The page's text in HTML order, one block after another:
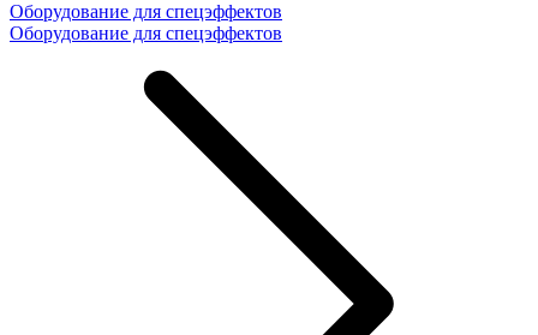
Оборудование для спецэффектов
Оборудование для спецэффектов